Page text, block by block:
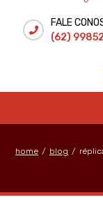
FALE
(62)
home / blog /